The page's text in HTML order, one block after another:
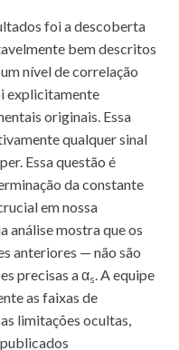
foi a descoberta
bem descritos
nível de correlação
explicitamente
originais. Essa
qualquer sinal
Essa questão é
da constante
em nossa
análise mostra que os
anteriores — não são
precisas a αs. A equipe
as faixas de
limitações ocultas,